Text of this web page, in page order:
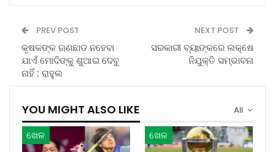
PREV POST
କୃଷକଙ୍କ ଋଣଛାଡ ନହେବା
ଯାଏଁ ମୋଦିଙ୍କୁ ଶୁଆଇ ଦେବୁ
ନାହିଁ : ରାହୁଲ
NEXT POST
ସରକାରୀ ବ୍ୟାଙ୍କରେ ଲକ୍ଷେ
ନିଯୁକ୍ତି ସମ୍ଭାବନା
All
YOU MIGHT ALSO LIKE
ଖେଳ ଖେଳ